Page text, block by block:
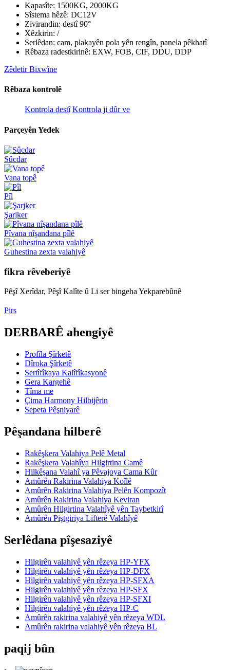
Kapasîte: 1500KG, 2000KG
Sîstema hêzê: DC12V
Zivirandin: destî 90°
Xêzkirin: /
Serlêdan: cam, plakayên pola yên rengîn, panela pêkhatî
Rêbaza radestkirinê: EXW, FOB, CIF, DDU, DDP
Zêdetir Bixwîne
Rêbaza kontrolê
Kontrola destî Kontrola ji dûr ve
Parçeyên Yedek
Sûcdar
Vana topê
Pîl
Şarjker
Pîvana nîşandana pîlê
Guhestina zexta valahiyê
fikra rêveberiyê
Pêşî Xerîdar, Pêşî Kalîte û Li ser bingeha Yekparebûnê
Pirs
DERBARÊ ahengiyê
Profîla Şîrketê
Dîroka Şîrketê
Sertîfîkaya Kalîfîkasyonê
Gera Kargehê
Tîma me
Çima Harmony Hilbijêrin
Sepeta Pêşniyarê
Pêşandana hilberê
Rakêşkera Valahiya Pelê Metal
Rakêşkera Valahîya Hilgirtina Camê
Hilkêşana Valahî ya Pêvajoya Cama Kûr
Amûrên Rakirina Valahiya Koîlê
Amûrên Rakirina Valahiya Pelên Kompozît
Amûrên Rakirina Valahiya Keviran
Amûrên Hilgirtina Valahîyê yên Taybetkirî
Amûrên Piştgiriya Lifterê Valahîyê
Serlêdana pîşesaziyê
Hilgirên valahiyê yên rêzeya HP-YFX
Hilgirên valahiyê yên rêzeya HP-DFX
Hilgirên valahiyê yên rêzeya HP-SFXA
Hilgirên valahiyê yên rêzeya HP-SFX
Hilgirên valahiyê yên rêzeya HP-SFXI
Hilgirên valahiyê yên rêzeya HP-C
Amûrên rakirina valahiyê yên rêzeya WDL
Amûrên rakirina valahiyê yên rêzeya BL
paqij bûn